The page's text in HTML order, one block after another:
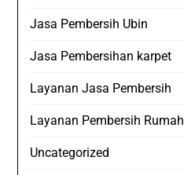
Jasa Pembersih Ubin
Jasa Pembersihan karpet
Layanan Jasa Pembersih
Layanan Pembersih Rumah
Uncategorized